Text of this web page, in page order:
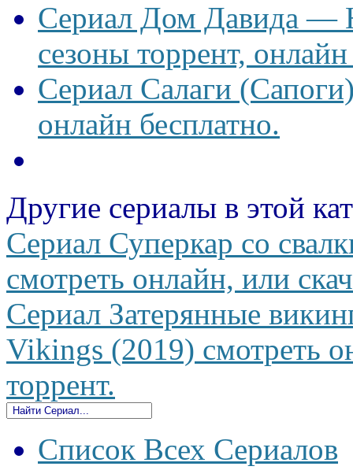
Сериал Дом Давида —
сезоны торрент,
Сериал Салаги
онлайн бесплатно.
Другие сериалы в этой
Сериал Суперкар со
смотреть онлайн, или
Сериал Затерянные
Vikings (2019) смотреть
торрент.
Список Всех Сериалов